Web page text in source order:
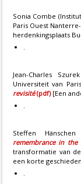
Sonia Combe
Paris Ouest
herdenkingsplaats
.
Jean-Charles
Universiteit van
revisité(pdf)[Een
.
Steffen
remembrance in the
transformatie van
een korte
.